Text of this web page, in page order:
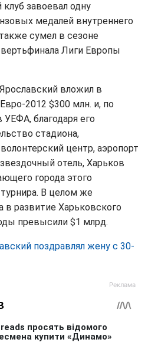
завоевал одну
медалей внутреннего
сумел в сезоне
Лиги Европы
вложил в
2012 $300 млн. и, по
благодаря его
стадиона,
центр, аэропорт
отель, Харьков
города этого
В целом же
в развитие Харьковского
превысили $1 млрд.
поздравлял жену с 30-